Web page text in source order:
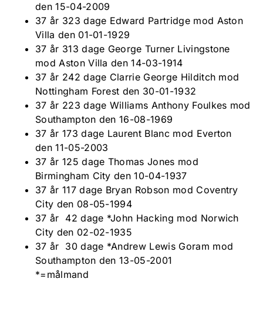
den 15-04-2009
37 år 323 dage Edward Partridge mod Aston
Villa den 01-01-1929
37 år 313 dage George Turner Livingstone
mod Aston Villa den 14-03-1914
37 år 242 dage Clarrie George Hilditch mod
Nottingham Forest den 30-01-1932
37 år 223 dage Williams Anthony Foulkes mod
Southampton den 16-08-1969
37 år 173 dage Laurent Blanc mod Everton
den 11-05-2003
37 år 125 dage Thomas Jones mod
Birmingham City den 10-04-1937
37 år 117 dage Bryan Robson mod Coventry
City den 08-05-1994
37 år 42 dage *John Hacking mod Norwich
City den 02-02-1935
37 år 30 dage *Andrew Lewis Goram mod
Southampton den 13-05-2001
*=målmand